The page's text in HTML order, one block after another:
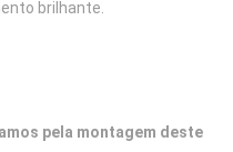
brilhante.
pela montagem deste